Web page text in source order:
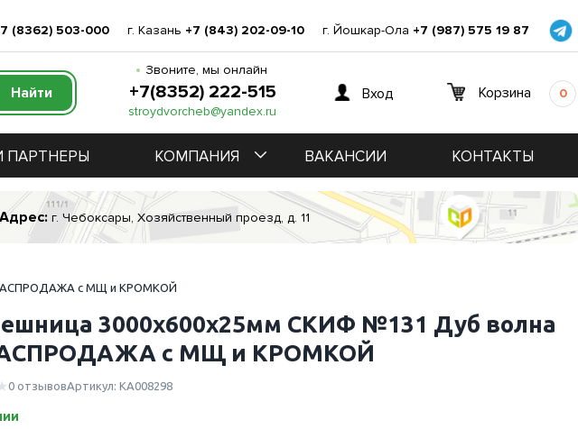
(8362) 503-000 г. Казань +7 (843) 202-09-10 г. Йошкар-Ола +7 (987) 575 19 87
Звоните, мы онлайн
+7(8352) 222-515
stroydvorcheb@yandex.ru
Вход Корзина 0
ПАРТНЕРЫ КОМПАНИЯ ВАКАНСИИ КОНТАКТЫ
Адрес: г. Чебоксары, Хозяйственный проезд, д. 11
РАСПРОДАЖА с МЩ и КРОМКОЙ
3000х600х25мм СКИФ №131 Дуб волна
с МЩ и КРОМКОЙ
0 отзывовАртикул: КА008298